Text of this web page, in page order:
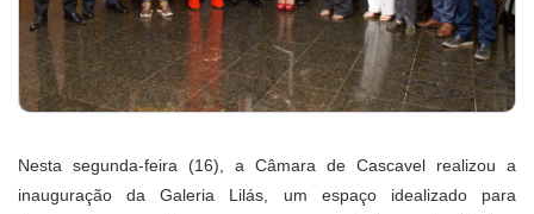
Nesta segunda-feira (16), a Câmara de Cascavel realizou a
inauguração da Galeria Lilás, um espaço idealizado para